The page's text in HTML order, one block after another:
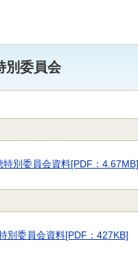
別委員会
別委員会資料[PDF：4.67MB]
別委員会資料[PDF：427KB]